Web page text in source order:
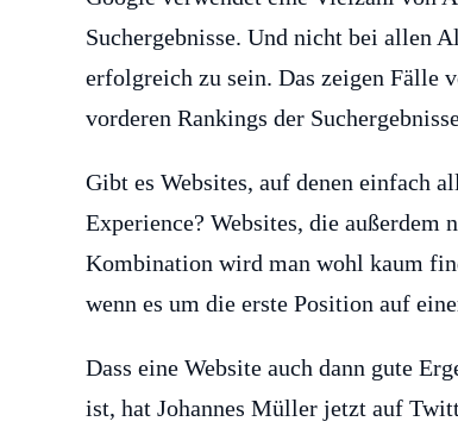
Suchergebnisse. Und nicht bei allen
erfolgreich zu sein. Das zeigen Fälle
vorderen Rankings der
Gibt es Websites, auf denen einfach
Experience? Websites, die
Kombination wird man wohl kaum
wenn es um die erste Position auf
Dass eine Website auch dann gute
ist, hat Johannes Müller jetzt auf